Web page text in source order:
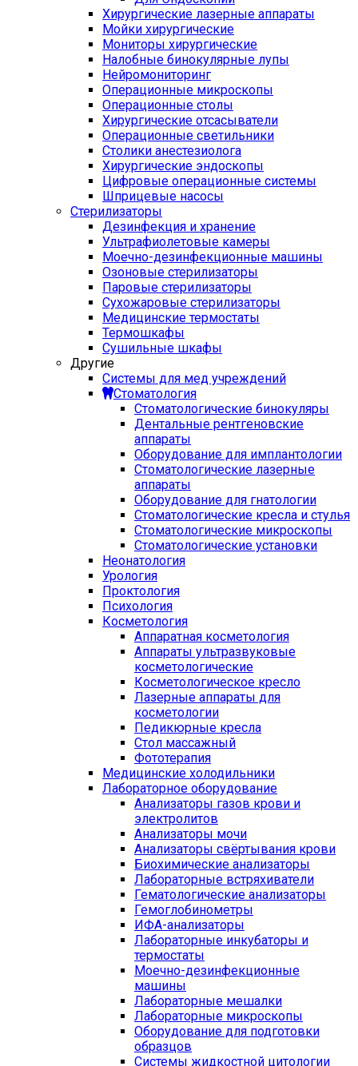
Хирургические лазерные аппараты
Мойки хирургические
Мониторы хирургические
Налобные бинокулярные лупы
Нейромониторинг
Операционные микроскопы
Операционные столы
Хирургические отсасыватели
Операционные светильники
Столики анестезиолога
Хирургические эндоскопы
Цифровые операционные системы
Шприцевые насосы
Стерилизаторы
Дезинфекция и хранение
Ультрафиолетовые камеры
Моечно-дезинфекционные машины
Озоновые стерилизаторы
Паровые стерилизаторы
Сухожаровые стерилизаторы
Медицинские термостаты
Термошкафы
Сушильные шкафы
Другие
Системы для мед учреждений
Стоматология
Стоматологические бинокуляры
Дентальные рентгеновские
аппараты
Оборудование для имплантологии
Стоматологические лазерные
аппараты
Оборудование для гнатологии
Стоматологические кресла и стулья
Стоматологические микроскопы
Стоматологические установки
Неонатология
Урология
Проктология
Психология
Косметология
Аппаратная косметология
Аппараты ультразвуковые
косметологические
Косметологическое кресло
Лазерные аппараты для
косметологии
Педикюрные кресла
Стол массажный
Фототерапия
Медицинские холодильники
Лабораторное оборудование
Анализаторы газов крови и
электролитов
Анализаторы мочи
Анализаторы свёртывания крови
Биохимические анализаторы
Лабораторные встряхиватели
Гематологические анализаторы
Гемоглобинометры
ИФА-анализаторы
Лабораторные инкубаторы и
термостаты
Моечно-дезинфекционные
машины
Лабораторные мешалки
Лабораторные микроскопы
Оборудование для подготовки
образцов
Системы жидкостной цитологии